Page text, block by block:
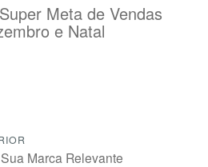
Meta de Vendas
e Natal
Marca Relevante